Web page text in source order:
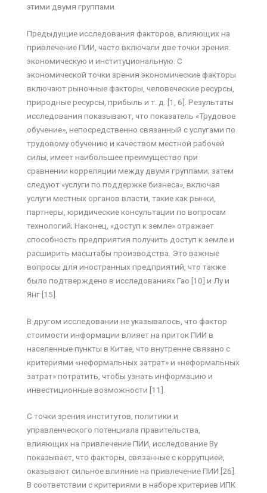
этими двумя группами.
Предыдущие исследования факторов, влияющих на
привлечение ПИИ, часто включали две точки зрения:
экономическую и институциональную. С
экономической точки зрения экономические факторы
включают рыночные факторы, человеческие ресурсы,
природные ресурсы, прибыль и т. д. [1, 6]. Результаты
исследования показывают, что показатель «Трудовое
обучение», непосредственно связанный с услугами по
трудовому обучению и качеством местной рабочей
силы, имеет наибольшее преимущество при
сравнении корреляции между двумя группами; затем
следуют «услуги по поддержке бизнеса», включая
услуги местных органов власти, такие как рынки,
партнеры, юридические консультации по вопросам
технологий; Наконец, «доступ к земле» отражает
способность предприятия получить доступ к земле и
расширить масштабы производства. Это важные
вопросы для иностранных предприятий, что также
было подтверждено в исследованиях Гао [10] и Лу и
Янг [15].
В другом исследовании нe указывалось, что фактор
стоимости информации влияет на приток ПИИ в
населенные пункты в Китае, что внутренне связано с
критериями «неформальных затрат» и «неформальных
затрат» потратить, чтобы узнать информацию и
инвестиционные возможности [11].
С точки зрения институтов, политики и
управленческого потенциала правительства,
влияющих на привлечение ПИИ, исследование Ву
показывает, что факторы, связанные с коррупцией,
оказывают сильное влияние на привлечение ПИИ [26].
В соответствии с критериями в наборе критериев ИПК